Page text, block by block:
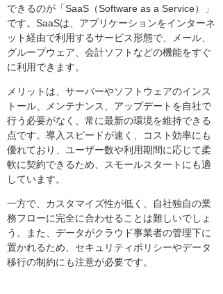
できるのが「SaaS（Software as a Service）」
です。SaaSは、アプリケーションをインターネ
ット経由で利用するサービス形態で、メール、
グループウェア、会計ソフトなどの機能をすぐ
に利用できます。
メリットは、サーバーやソフトウェアのインス
トール、メンテナンス、アップデートを自社で
行う必要がなく、常に最新の環境を維持できる
点です。導入スピードが速く、コスト効率にも
優れており、ユーザー数や利用期間に応じて柔
軟に契約できるため、スモールスタートにも適
しています。
一方で、カスタマイズ性が低く、自社独自の業
務フローに完全に合わせることは難しいでしょ
う。また、データがクラウド事業者の管理下に
置かれるため、セキュリティポリシーやデータ
移行の制約にも注意が必要です。